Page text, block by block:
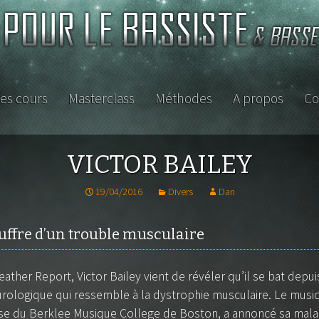
cours Masterclass Méthodes A propos
VICTOR BAILEY
19/04/2016 Divers Dan
d’un trouble musculaire
Report, Victor Bailey vient de révéler qu’il se bat
qui ressemble à la dystrophie musculaire. Le
du Berklee Musique College de Boston, a annoncé sa